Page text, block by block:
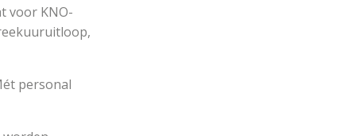
voor KNO-
personal